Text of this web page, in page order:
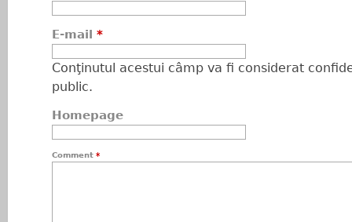
E-mail *
Conţinutul acestui câmp va fi considerat
public.
Homepage
Comment *